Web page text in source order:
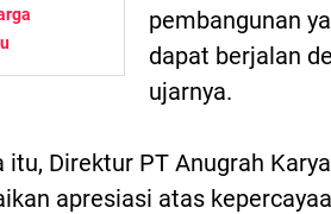
pembangunan
dapat berjalan
ujarnya.
itu, Direktur PT Anugrah
apresiasi atas